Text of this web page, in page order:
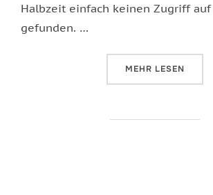
Halbzeit einfach keinen Zugriff auf
gefunden. …
MEHR ÜBER
LESEN